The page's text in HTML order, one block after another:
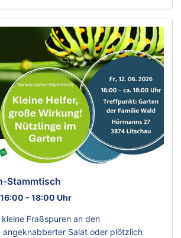
Stammtisch
- 18:00 Uhr
Fraßspuren an den
angeknabberter Salat oder plötzlich